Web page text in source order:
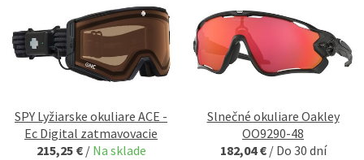
SPY Lyžiarske okuliare ACE -
Ec Digital zatmavovacie
215,25 € / Na sklade
Slnečné okuliare Oakley
OO9290-48
182,04 € / Do 30 dní